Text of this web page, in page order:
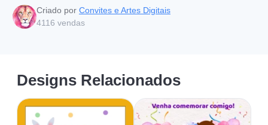
Criado por Convites e Artes Digitais
4116 vendas
Designs Relacionados